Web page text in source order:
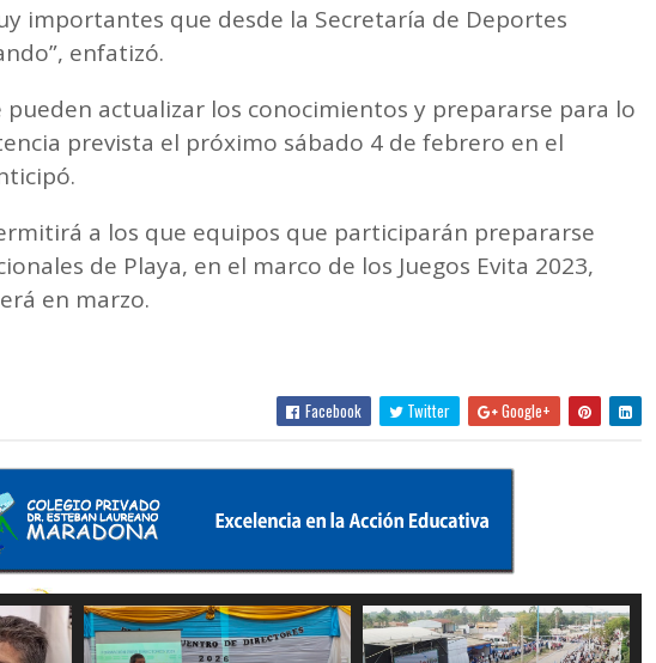
importantes que desde la Secretaría de Deportes
enfatizó.
pueden actualizar los conocimientos y prepararse para lo
prevista el próximo sábado 4 de febrero en el
a los que equipos que participarán prepararse
de Playa, en el marco de los Juegos Evita 2023,
en marzo.
Facebook Twitter Google+